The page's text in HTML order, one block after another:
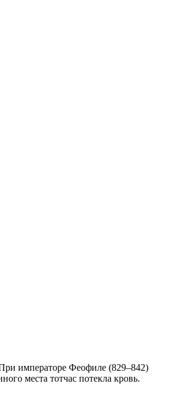
императоре Феофиле (829–842)
места тотчас потекла кровь.